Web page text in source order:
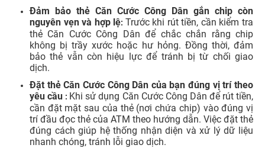
Đảm bảo thẻ Căn Cước Công Dân gắn chip còn
nguyên vẹn và hợp lệ: Trước khi rút tiền, cần kiểm tra
thẻ Căn Cước Công Dân để chắc chắn rằng chip
không bị trầy xước hoặc hư hỏng. Đồng thời, đảm
bảo thẻ vẫn còn hiệu lực để tránh bị từ chối giao
dịch.
Đặt thẻ Căn Cước Công Dân của bạn đúng vị trí theo
yêu cầu : Khi sử dụng Căn Cước Công Dân để rút tiền,
cần đặt mặt sau của thẻ (nơi chứa chip) vào đúng vị
trí đầu đọc thẻ của ATM theo hướng dẫn. Việc đặt thẻ
đúng cách giúp hệ thống nhận diện và xử lý dữ liệu
nhanh chóng, tránh lỗi giao dịch.